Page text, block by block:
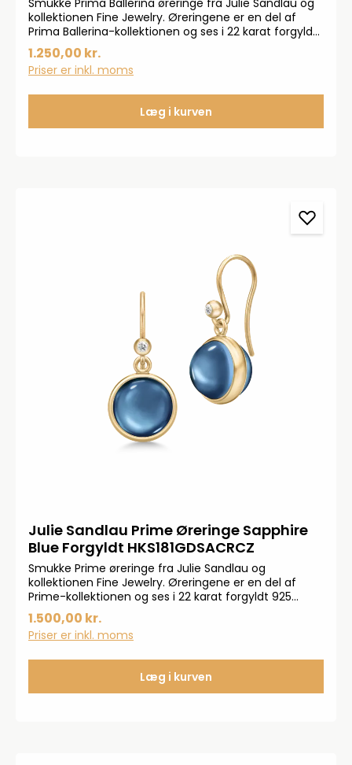
Smukke Prima Ballerina øreringe fra Julie Sandlau og
kollektionen Fine Jewelry. Øreringene er en del af
Prima Ballerina-kollektionen og ses i 22 karat forgyldt
925 sterlingsølv. Øreringene kendetegnes med
smukke og klare cubiske zirkonia.Måler: 28x12 mm
1.250,00 kr.
Priser er inkl. moms
Læg i kurven
Julie Sandlau Prime Øreringe Sapphire
Blue Forgyldt HKS181GDSACRCZ
Smukke Prime øreringe fra Julie Sandlau og
kollektionen Fine Jewelry. Øreringene er en del af
Prime-kollektionen og ses i 22 karat forgyldt 925
sterlingsølv. Øreringene kendetegnes med smukke
og farvet kubiske zirkonia.Måler: 10 mm
1.500,00 kr.
Priser er inkl. moms
Læg i kurven